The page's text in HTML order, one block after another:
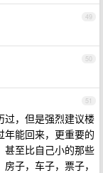
49
50
51
过，但是强烈建议楼
年能回来，更重要的
甚至比自己小的那些
子，车子，票子，